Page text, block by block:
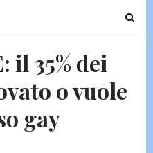
T
o
e
il 35% dei
o vuole
gay